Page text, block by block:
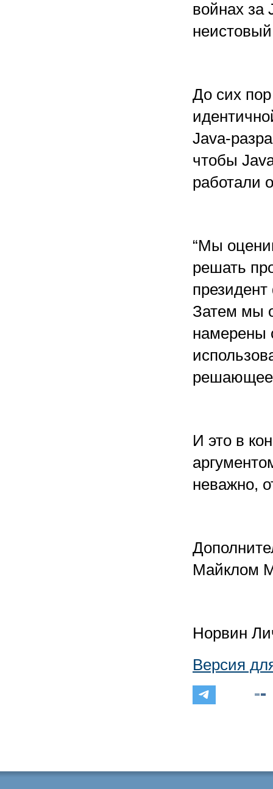
войнах за
До сих
Java-
чтобы
работали
“Мы
решать
Затем мы
намерены
решающее
И это в
Майклом
Норвин
Версия